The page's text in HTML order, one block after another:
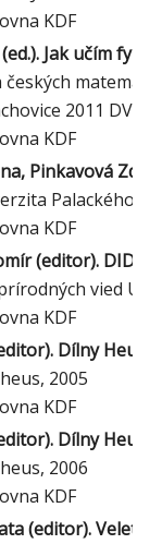
KDF
Jak učím
českých
2011 DVD
KDF
Pinkavová
Palackého,
KDF
(editor).
vied
KDF
Dílny
2005
KDF
Dílny
2006
KDF
(editor).